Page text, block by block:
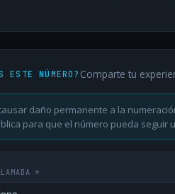
ESTE NÚMERO? Comparte tu
daño permanente a la
para que el número pueda
*